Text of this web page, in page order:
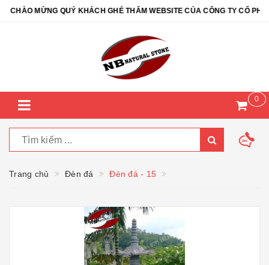
MỪNG QUÝ KHÁCH GHÉ THĂM WEBSITE CỦA CÔNG TY CỔ
0
Trang chủ Đèn đá Đèn đá - 15